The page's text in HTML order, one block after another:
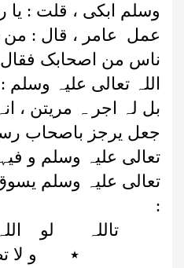
وسلم ابکی ، قلت : یا
عمل عامر ، قال :
ناس من اصحابک
اللہ تعالی علیہ
بل لہ اجر ہ مریتن ،
جعل یرجز باصحاب
تعالی علیہ وسلم و
تعالی علیہ وسلم
:
تاللہ لو
٭ و لا